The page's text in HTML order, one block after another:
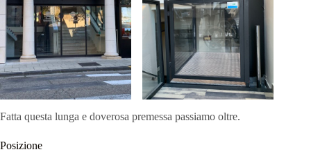
Fatta questa lunga e doverosa premessa passiamo oltre.
Posizione